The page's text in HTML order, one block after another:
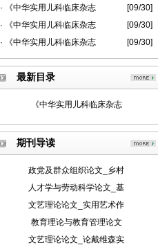
· 《中华实用儿科临床杂志
[09/30]
· 《中华实用儿科临床杂志
[09/30]
· 《中华实用儿科临床杂志
[09/30]
最新目录
《中华实用儿科临床杂志
期刊导读
政党及群众组织论文_乡村
人才学与劳动科学论文_基
文艺理论论文_实用艺术作
教育理论与教育管理论文
文艺理论论文_论戴维森实